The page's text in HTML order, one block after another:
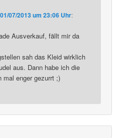
01/07/2013 um 23:06 Uhr:
Ausverkauf, fällt mir da
sah das Kleid wirklich
aus. Dann habe ich die
mal enger gezurrt ;)